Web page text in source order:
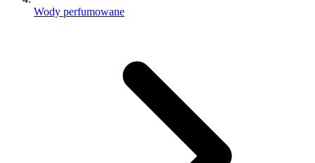
Wody perfumowane